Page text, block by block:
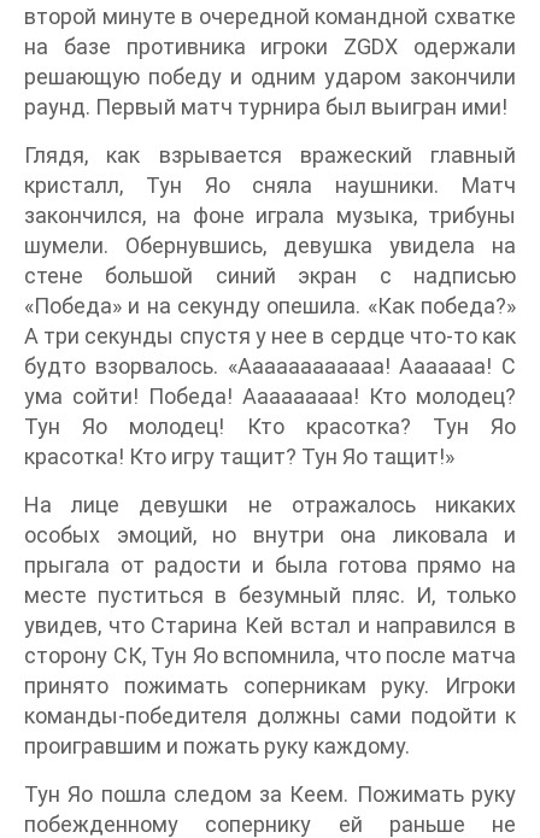
второй минуте в очередной командной схватке
на базе противника игроки ZGDX одержали
решающую победу и одним ударом закончили
раунд. Первый матч турнира был выигран ими!
Глядя, как взрывается вражеский главный
кристалл, Тун Яо сняла наушники. Матч
закончился, на фоне играла музыка, трибуны
шумели. Обернувшись, девушка увидела на
стене большой синий экран с надписью
«Победа» и на секунду опешила. «Как победа?»
А три секунды спустя у нее в сердце что-то как
будто взорвалось. «Аааааааааааа! Ааааааа! С
ума сойти! Победа! Ааааааааа! Кто молодец?
Тун Яо молодец! Кто красотка? Тун Яо
красотка! Кто игру тащит? Тун Яо тащит!»
На лице девушки не отражалось никаких
особых эмоций, но внутри она ликовала и
прыгала от радости и была готова прямо на
месте пуститься в безумный пляс. И, только
увидев, что Старина Кей встал и направился в
сторону СК, Тун Яо вспомнила, что после матча
принято пожимать соперникам руку. Игроки
команды-победителя должны сами подойти к
проигравшим и пожать руку каждому.
Тун Яо пошла следом за Кеем. Пожимать руку
побежденному сопернику ей раньше не